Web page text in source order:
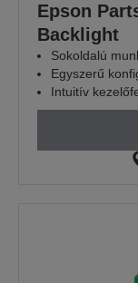
Epson
Backlight
Sokoldalú
Egyszerű
Intuitív